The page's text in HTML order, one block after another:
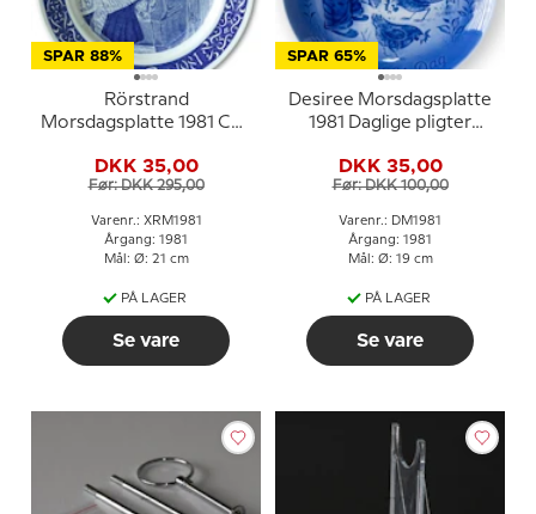
SPAR 88%
Rörstrand
Morsdagsplatte 1981 Carl
DKK 35,00
Før: DKK 295,00
Varenr.: XRM1981
Årgang: 1981
Mål: Ø: 21 cm
PÅ LAGER
Se vare
SPAR 65%
Desiree Morsdagsplatte
1981 Daglige pligter
DKK 35,00
Før: DKK 100,00
Varenr.: DM1981
Årgang: 1981
Mål: Ø: 19 cm
PÅ LAGER
Se vare